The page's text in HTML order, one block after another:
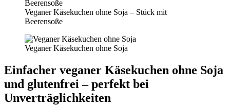
Veganer Käsekuchen ohne Soja – Stück mit
Beerensoße
Veganer Käsekuchen ohne Soja
Einfacher veganer Käsekuchen ohne Soja
und glutenfrei – perfekt bei
Unverträglichkeiten